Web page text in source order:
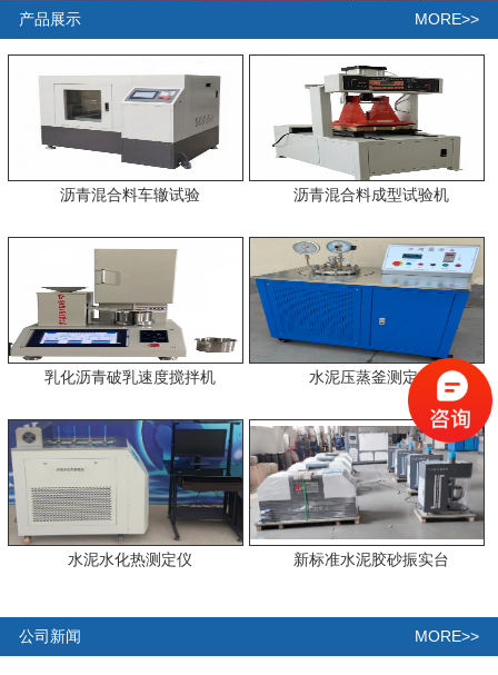
产品展示 MORE>>
沥青混合料车辙试验 沥青混合料成型试验机
乳化沥青破乳速度搅拌机 水泥压蒸釜测定仪
水泥水化热测定仪 新标准水泥胶砂振实台
公司新闻 MORE>>